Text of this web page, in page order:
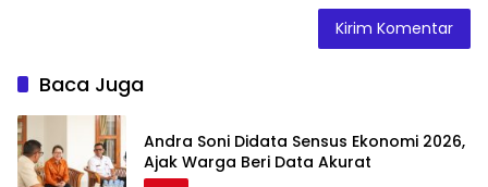
Baca Juga
Andra Soni Didata Sensus Ekonomi 2026,
Ajak Warga Beri Data Akurat